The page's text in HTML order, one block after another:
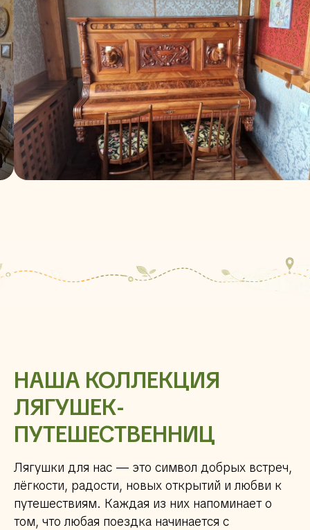
НАША КОЛЛЕКЦИЯ
ЛЯГУШЕК-
ПУТЕШЕСТВЕННИЦ
Лягушки для нас — это символ добрых встреч,
лёгкости, радости, новых открытий и любви к
путешествиям. Каждая из них напоминает о
том, что любая поездка начинается с